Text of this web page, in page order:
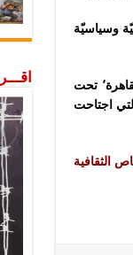
وسياسيّة
وكان آخر عمل روائي قد صدر لصاحب “مديح الكراهية” قبل ثلاثة أعوام عن دار العين للنشر بالقاهرة٬ تحت
التي اجتاحت
الثقافية